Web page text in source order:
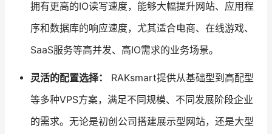
拥有更高的IO读写速度，能够大幅提升网站、应用程
序和数据库的响应速度，尤其适合电商、在线游戏、
SaaS服务等高并发、高IO需求的业务场景。
灵活的配置选择：
RAKsmart提供从基础型到高配型
等多种VPS方案，满足不同规模、不同发展阶段企业
的需求。无论是初创公司搭建展示型网站，还是大型